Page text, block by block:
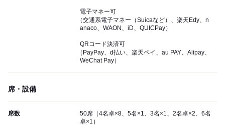
電子マネー可
（交通系電子マネー（Suicaなど）、楽天Edy、n
anaco、WAON、iD、QUICPay）
QRコード決済可
（PayPay、d払い、楽天ペイ、au PAY、Alipay、
WeChat Pay）
席・設備
席数
50席（4名卓×8、5名×1、3名×1、2名卓×2、6名
卓×1）